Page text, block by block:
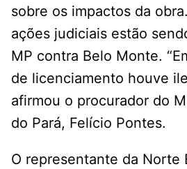
sobre os impactos da
ações judiciais estão
MP contra Belo Monte.
de licenciamento houve
afirmou o procurador do
do Pará, Felício Pontes.
O representante da Norte